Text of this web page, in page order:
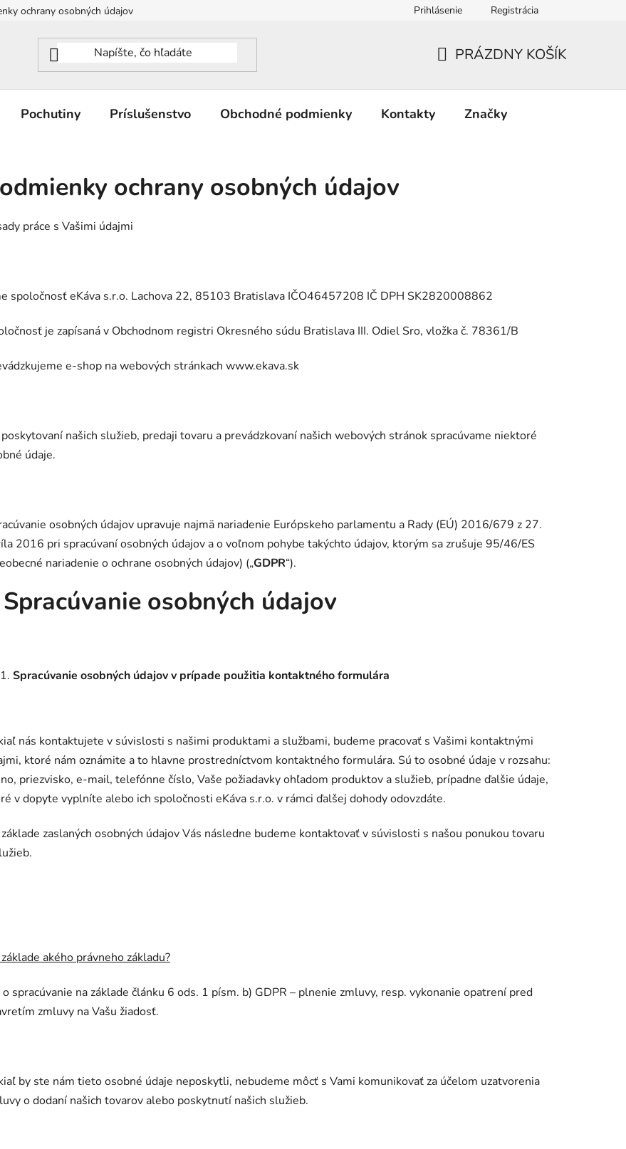
ochrany osobných údajov Prihlásenie Registrácia
KOŠÍK
PRÁZDNY KOŠÍK
Pochutiny Príslušenstvo Obchodné podmienky Kontakty Značky
ochrany osobných údajov
práce s Vašimi údajmi
spoločnosť eKáva s.r.o. Lachova 22, 85103 Bratislava IČO46457208 IČ DPH SK2820008862
je zapísaná v Obchodnom registri Okresného súdu Bratislava III. Odiel Sro, vložka č. 78361/B
e-shop na webových stránkach www.ekava.sk
našich služieb, predaji tovaru a prevádzkovaní našich webových stránok spracúvame niektoré
údaje.
osobných údajov upravuje najmä nariadenie Európskeho parlamentu a Rady (EÚ) 2016/679 z 27.
2016 pri spracúvaní osobných údajov a o voľnom pohybe takýchto údajov, ktorým sa zrušuje 95/46/ES
nariadenie o ochrane osobných údajov) („GDPR“).
Spracúvanie osobných údajov
Spracúvanie osobných údajov v prípade použitia kontaktného formulára
nás kontaktujete v súvislosti s našimi produktami a službami, budeme pracovať s Vašimi kontaktnými
ktoré nám oznámite a to hlavne prostredníctvom kontaktného formulára. Sú to osobné údaje v rozsahu:
priezvisko, e-mail, telefónne číslo, Vaše požiadavky ohľadom produktov a služieb, prípadne ďalšie údaje,
v dopyte vyplníte alebo ich spoločnosti eKáva s.r.o. v rámci ďalšej dohody odovzdáte.
zaslaných osobných údajov Vás následne budeme kontaktovať v súvislosti s našou ponukou tovaru
akého právneho základu?
o spracúvanie na základe článku 6 ods. 1 písm. b) GDPR – plnenie zmluvy, resp. vykonanie opatrení pred
zmluvy na Vašu žiadosť.
by ste nám tieto osobné údaje neposkytli, nebudeme môcť s Vami komunikovať za účelom uzatvorenia
o dodaní našich tovarov alebo poskytnutí našich služieb.